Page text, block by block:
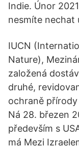
Indie. Únor
nesmíte nechat
IUCN
Nature),
založená
druhé,
ochraně
Ná 28. březen
především s
má Mezi